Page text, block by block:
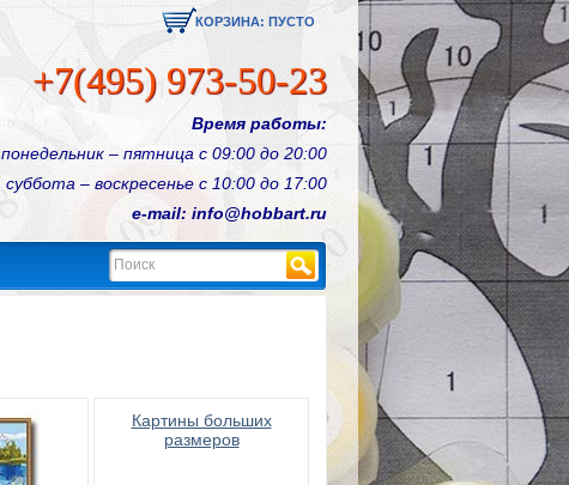
КОРЗИНА: ПУСТО
+7(495) 973-50-23
Время работы:
понедельник – пятница с 09:00 до 20:00
суббота – воскресенье с 10:00 до 17:00
e-mail: info@hobbart.ru
Найти
Картины больших
размеров